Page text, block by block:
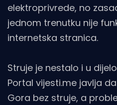
elektroprivrede, no
jednom trenutku nije
internetska stranica.
Struje je nestalo i u
Portal vijesti.me javlja
Gora bez struje, a